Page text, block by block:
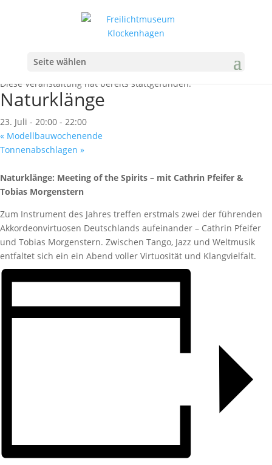
Seite wählen
Diese Veranstaltung hat bereits stattgefunden.
Naturklänge
23. Juli - 20:00 - 22:00
« Modellbauwochenende
Tonnenabschlagen »
Naturklänge: Meeting of the Spirits – mit Cathrin Pfeifer &
Tobias Morgenstern
Zum Instrument des Jahres treffen erstmals zwei der führenden
Akkordeonvirtuosen Deutschlands aufeinander – Cathrin Pfeifer
und Tobias Morgenstern. Zwischen Tango, Jazz und Weltmusik
entfaltet sich ein ein Abend voller Virtuosität und Klangvielfalt.